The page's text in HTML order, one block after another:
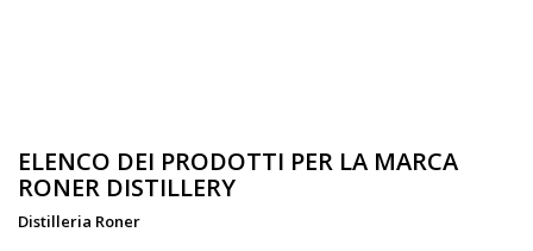
ELENCO DEI PRODOTTI PER LA MARCA
RONER DISTILLERY
Distilleria Roner